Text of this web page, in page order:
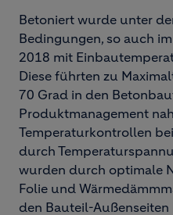
Betoniert wurde unter
Bedingungen, so auch
2018 mit
Diese führten zu
70 Grad in den
Produktmanagement
Temperaturkontrollen
durch
wurden durch optimale
Folie und
den Bauteil-